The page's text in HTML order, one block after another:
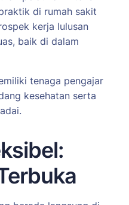
di rumah sakit
kerja lulusan
baik di dalam
tenaga pengajar
kesehatan serta